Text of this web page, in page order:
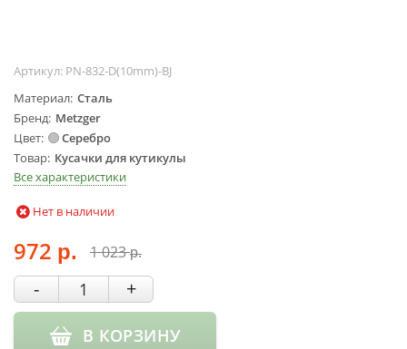
ОБОРУДОВАНИЕ
Аппараты для
маникюра и
педикюра
Инструменты
Лампы
Пылесосы
Стерилизаторы
УЗ-ванны
Фрезы и
насадки
Артикул: PN-832-D(10mm)-BJ
Материал Сталь
Бренд Metzger
Цвет
Серебро
Товар Кусачки для кутикулы
Все характеристики
Нет в наличии
972 р. 1 023р.
- +
В КОРЗИНУ